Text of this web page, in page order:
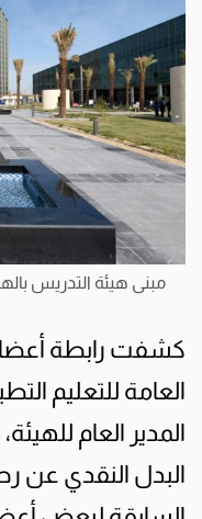
مبنى هيئة التدريس
كشفت رابطة
العامة للتعليم
المدير العام
البدل النقدي عن